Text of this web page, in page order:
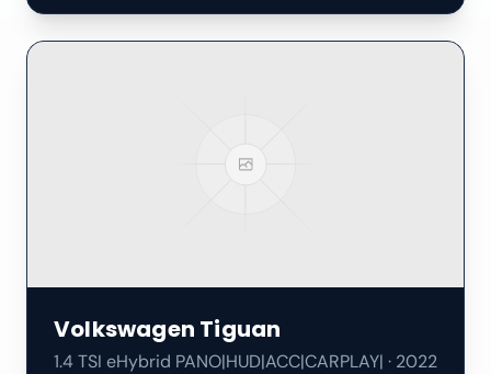
Volkswagen Tiguan
1.4 TSI eHybrid PANO|HUD|ACC|CARPLAY| · 2022